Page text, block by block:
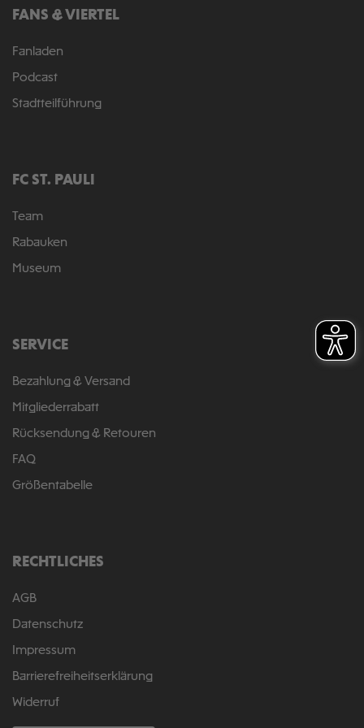
FANS & VIERTEL
Fanladen
Podcast
Stadtteilführung
FC ST. PAULI
Team
Rabauken
Museum
SERVICE
Bezahlung & Versand
Mitgliederrabatt
Rücksendung & Retouren
FAQ
Größentabelle
RECHTLICHES
AGB
Datenschutz
Impressum
Barrierefreiheitserklärung
Widerruf